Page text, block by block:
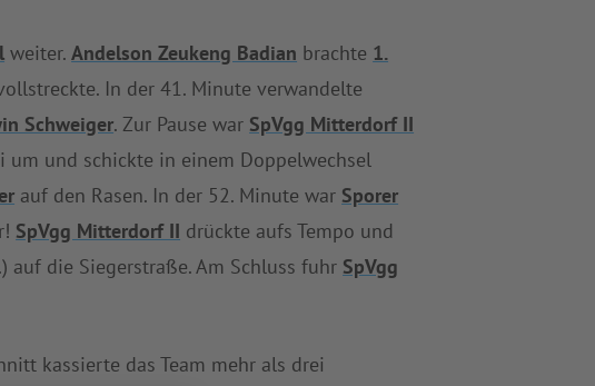
weiter.Andelson Zeukeng Badian brachte 1.
In der 41. Minute verwandelte
Schweiger. Zur Pause war SpVgg Mitterdorf II
um und schickte in einem Doppelwechsel
auf den Rasen. In der 52. Minute war Sporer
SpVgg Mitterdorf II drückte aufs Tempo und
auf die Siegerstraße. Am Schluss fuhr SpVgg
kassierte das Team mehr als drei